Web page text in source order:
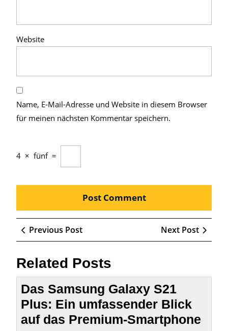
Website
Name, E-Mail-Adresse und Website in diesem Browser
für meinen nächsten Kommentar speichern.
4 × fünf =
Beitragsnavigation
Previous PostPrevious
Post
Next Post
Next
Post
Related Posts
Das Samsung Galaxy S21
Plus: Ein umfassender Blick
auf das Premium-Smartphone